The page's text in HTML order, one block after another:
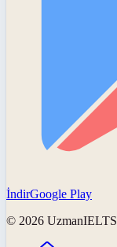
İndirGoogle Play
© 2026 UzmanIELTS